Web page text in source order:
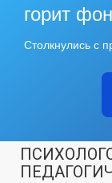
горит
Столкнулись с